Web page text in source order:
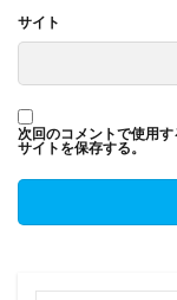
サイト
次回のコメントで使用す
サイトを保存する。